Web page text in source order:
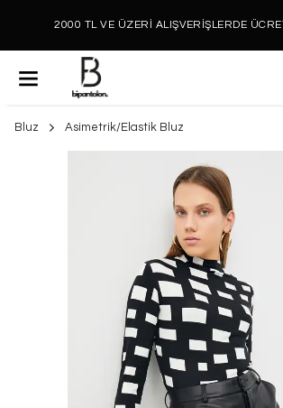
2000 TL VE ÜZERİ ALIŞVERİŞLERDE
Bluz Asimetrik/Elastik Bluz